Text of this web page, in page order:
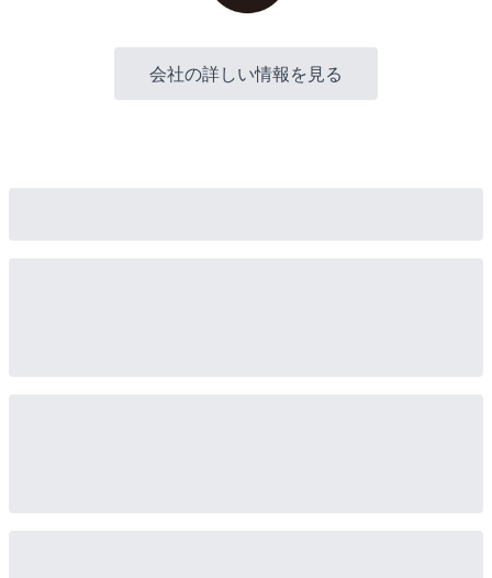
会社の詳しい情報を見る